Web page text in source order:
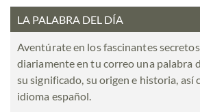
LA PALABRA DEL DÍA
Aventúrate en los fascinantes
diariamente en tu correo una palabra
su significado, su origen e historia, así
idioma español.